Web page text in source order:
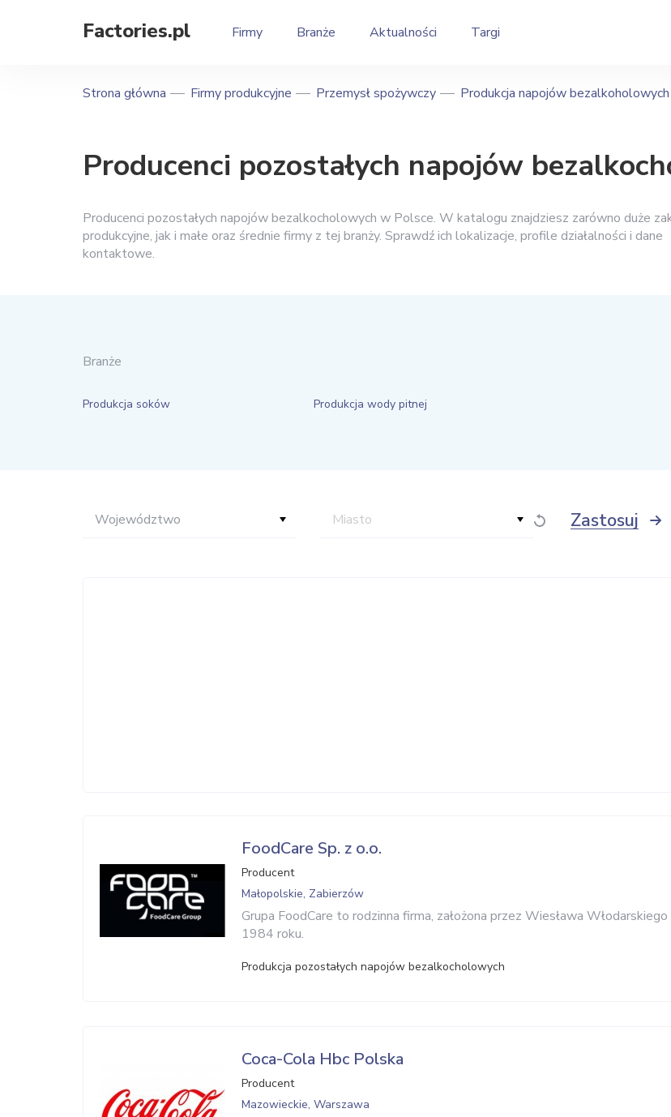
Factories.pl Firmy Branże Aktualności Targi
Strona główna Firmy produkcyjne Przemysł spożywczy Produkcja napojów bezalkoholowych
Producenci pozostałych napojów
Producenci pozostałych napojów bezalkocholowych w Polsce. W katalogu znajdziesz zarówno duże
produkcyjne, jak i małe oraz średnie firmy z tej branży. Sprawdź ich lokalizacje, profile działalności i dane
kontaktowe.
Branże
Produkcja soków Produkcja wody pitnej
Województwo Miasto Zastosuj
FoodCare Sp. z o.o.
Producent
Małopolskie, Zabierzów
Grupa FoodCare to rodzinna firma, założona przez Wiesława
1984 roku.
Produkcja pozostałych napojów bezalkocholowych
Coca-Cola Hbc Polska
Producent
Mazowieckie, Warszawa